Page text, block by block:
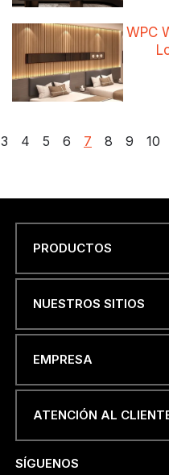
WPC
Paginación
3 4 5 6 7 8 9 10
D
R
E
C
C
Ó
W
A
A
ELECTRÓNICO
WHATSAPP
PRODUCTOS
NUESTROS SITIOS
EMPRESA
ATENCIÓN AL
SÍGUENOS